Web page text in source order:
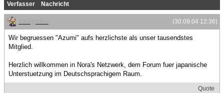
Verfasser Nachricht
(30.09.04 12:36)
Wir begruessen "Azumi" aufs herzlichste als unser tausendstes
Mitglied.
Herzlich willkommen in Nora's Netzwerk, dem Forum fuer japanische
Unterstuetzung im Deutschsprachigem Raum.
Quote